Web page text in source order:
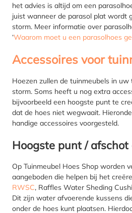
het advies is altijd om een
juist wanneer de parasol plat wordt
storm. Meer informatie over
‘Waarom moet u een parasolhoes
Accessoires voor
Hoezen zullen de tuinmeubels in
storm. Soms heeft u nog extra
bijvoorbeeld een hoogste punt te
dat de hoes niet wegwaait.
handige accessoires voorgesteld.
Hoogste punt / afschot
Op Tuinmeubel Hoes Shop worden
aangeboden die helpen bij het
RWSC, Raffles Water Sheding
Dit zijn water afvoerende kussens
onder de hoes kunt plaatsen.